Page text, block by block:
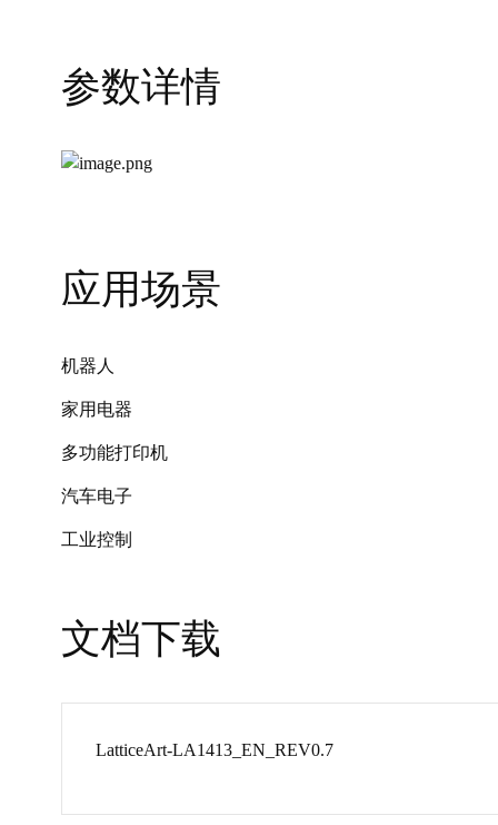
参数详情
应用场景
机器人
家用电器
多功能打印机
汽车电子
工业控制
文档下载
LatticeArt-LA1413_EN_REV0.7